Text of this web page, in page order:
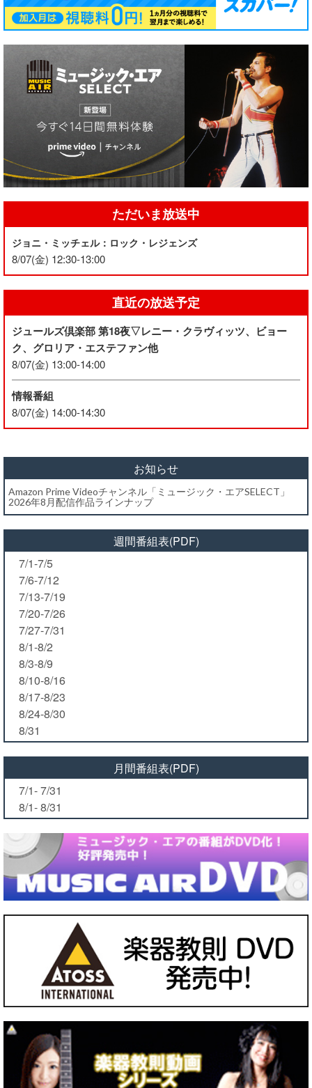
ただいま放送中
ジョニ・ミッチェル：ロック・レジェンズ
8/07(金) 12:30-13:00
直近の放送予定
ジュールズ倶楽部 第18夜▽レニー・クラヴィッツ、ビョー
ク、グロリア・エステファン他
8/07(金) 13:00-14:00
情報番組
8/07(金) 14:00-14:30
お知らせ
Amazon Prime Videoチャンネル「ミュージック・エアSELECT」
2026年8月配信作品ラインナップ
週間番組表(PDF)
7/1-7/5
7/6-7/12
7/13-7/19
7/20-7/26
7/27-7/31
8/1-8/2
8/3-8/9
8/10-8/16
8/17-8/23
8/24-8/30
8/31
月間番組表(PDF)
7/1- 7/31
8/1- 8/31